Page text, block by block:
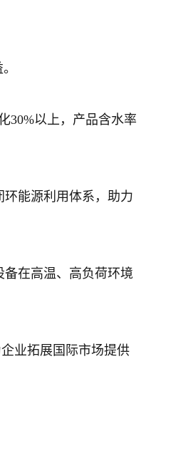
30%以上，产品含水率
能源利用体系，助力
在高温、高负荷环境
业拓展国际市场提供